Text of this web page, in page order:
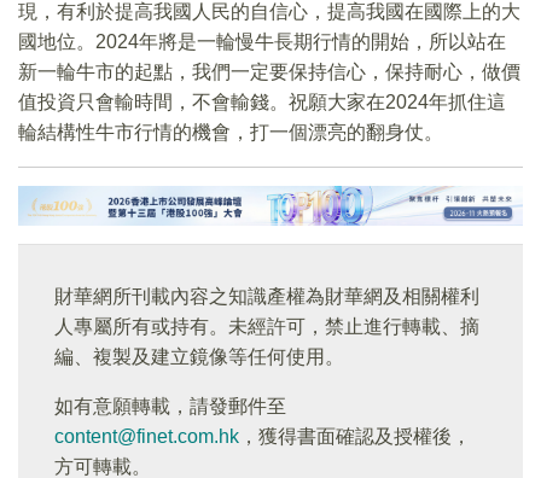
現，有利於提高我國人民的自信心，提高我國在國際上的大
國地位。2024年將是一輪慢牛長期行情的開始，所以站在
新一輪牛市的起點，我們一定要保持信心，保持耐心，做價
值投資只會輸時間，不會輸錢。祝願大家在2024年抓住這
輪結構性牛市行情的機會，打一個漂亮的翻身仗。
財華網所刊載內容之知識產權為財華網及相關權利
人專屬所有或持有。未經許可，禁止進行轉載、摘
編、複製及建立鏡像等任何使用。
如有意願轉載，請發郵件至
content@finet.com.hk ，獲得書面確認及授權後，
方可轉載。